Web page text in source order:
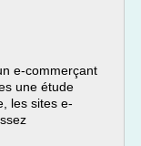
e-commerçant
une étude
les sites e-